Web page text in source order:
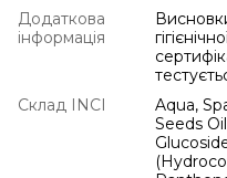
Додаткова
інформація
Склад INCI
Aqua,
Seeds